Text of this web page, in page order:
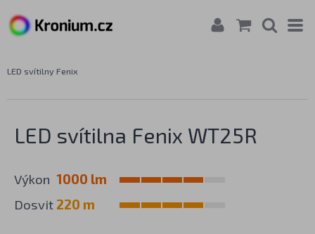
LED svítilny Fenix
LED svítilna Fenix WT25R
Výkon 1000 lm
Dosvit 220 m